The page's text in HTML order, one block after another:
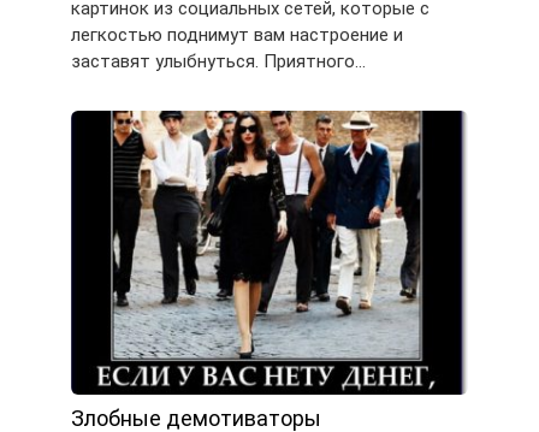
картинок из социальных сетей, которые с
легкостью поднимут вам настроение и
заставят улыбнуться. Приятного…
Злобные демотиваторы